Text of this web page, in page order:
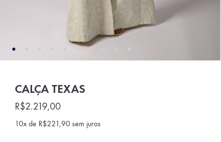
CALÇA TEXAS
R$2.219,00
10x de R$221,90 sem juros